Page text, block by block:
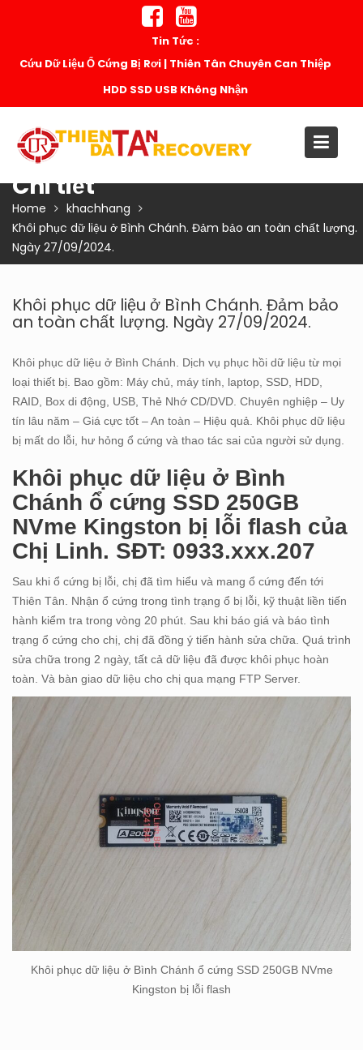
Tin Tức :
Cứu Dữ Liệu Ổ Cứng Bị Rơi | Thiên Tân Chuyên Can Thiệp
HDD SSD USB Không Nhận
Chi tiết
Home
khachhang
Khôi phục dữ liệu ở Bình Chánh. Đảm bảo an toàn chất lượng.
Ngày 27/09/2024.
Khôi phục dữ liệu ở Bình Chánh. Đảm bảo
an toàn chất lượng. Ngày 27/09/2024.
Khôi phục dữ liệu ở Bình Chánh. Dịch vụ phục hồi dữ liệu từ mọi
loại thiết bị. Bao gồm: Máy chủ, máy tính, laptop, SSD, HDD,
RAID, Box di động, USB, Thẻ Nhớ CD/DVD. Chuyên nghiệp – Uy
tín lâu năm – Giá cực tốt – An toàn – Hiệu quả. Khôi phục dữ liệu
bị mất do lỗi, hư hỏng ổ cứng và thao tác sai của người sử dụng.
Khôi phục dữ liệu ở Bình
Chánh ổ cứng SSD 250GB
NVme Kingston bị lỗi flash của
Chị Linh. SĐT: 0933.xxx.207
Sau khi ổ cứng bị lỗi, chị đã tìm hiểu và mang ổ cứng đến tới
Thiên Tân. Nhận ổ cứng trong tình trạng ổ bị lỗi, kỹ thuật liền tiến
hành kiểm tra trong vòng 20 phút. Sau khi báo giá và báo tình
trạng ổ cứng cho chị, chị đã đồng ý tiến hành sửa chữa. Quá trình
sửa chữa trong 2 ngày, tất cả dữ liệu đã được khôi phục hoàn
toàn. Và bàn giao dữ liệu cho chị qua mạng FTP Server.
Khôi phục dữ liệu ở Bình Chánh ổ cứng SSD 250GB NVme
Kingston bị lỗi flash